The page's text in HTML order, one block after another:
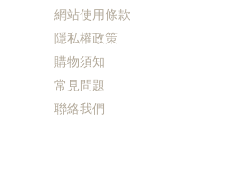
網站使用條款
隱私權政策
購物須知
常見問題
聯絡我們